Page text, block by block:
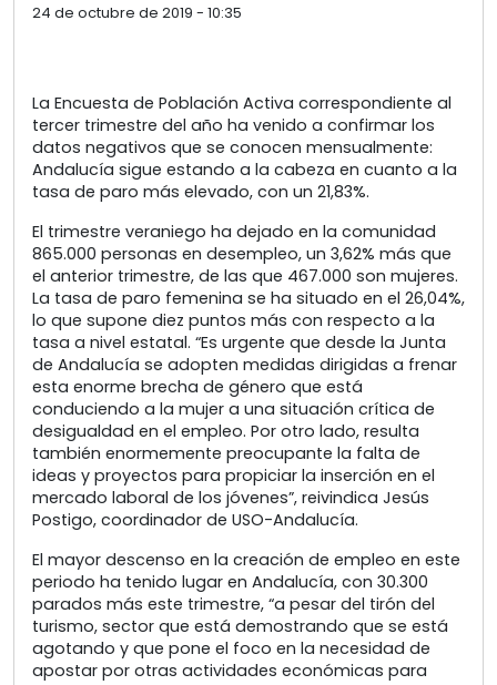
24 de octubre de 2019 - 10:35
La Encuesta de Población Activa correspondiente al
tercer trimestre del año ha venido a confirmar los
datos negativos que se conocen mensualmente:
Andalucía sigue estando a la cabeza en cuanto a la
tasa de paro más elevado, con un 21,83%.
El trimestre veraniego ha dejado en la comunidad
865.000 personas en desempleo, un 3,62% más que
el anterior trimestre, de las que 467.000 son mujeres.
La tasa de paro femenina se ha situado en el 26,04%,
lo que supone diez puntos más con respecto a la
tasa a nivel estatal. “Es urgente que desde la Junta
de Andalucía se adopten medidas dirigidas a frenar
esta enorme brecha de género que está
conduciendo a la mujer a una situación crítica de
desigualdad en el empleo. Por otro lado, resulta
también enormemente preocupante la falta de
ideas y proyectos para propiciar la inserción en el
mercado laboral de los jóvenes”, reivindica Jesús
Postigo, coordinador de USO-Andalucía.
El mayor descenso en la creación de empleo en este
periodo ha tenido lugar en Andalucía, con 30.300
parados más este trimestre, “a pesar del tirón del
turismo, sector que está demostrando que se está
agotando y que pone el foco en la necesidad de
apostar por otras actividades económicas para